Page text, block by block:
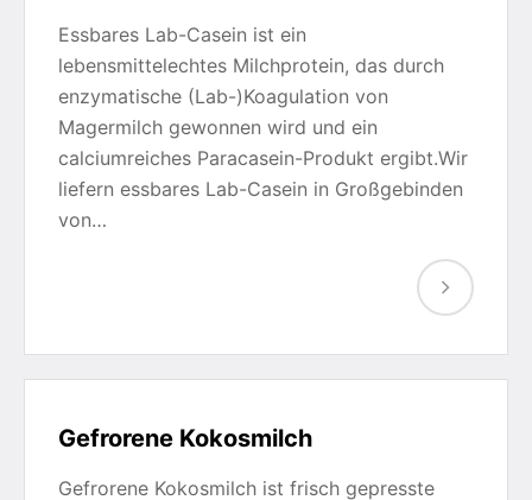
Essbares Lab-Casein ist ein
lebensmittelechtes Milchprotein, das durch
enzymatische (Lab-)Koagulation von
Magermilch gewonnen wird und ein
calciumreiches Paracasein-Produkt ergibt.Wir
liefern essbares Lab-Casein in Großgebinden
von…
Gefrorene Kokosmilch
Gefrorene Kokosmilch ist frisch gepresste